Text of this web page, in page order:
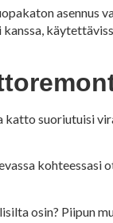
asennus
suoriutuisi
kohteessasi
osin? Piipun